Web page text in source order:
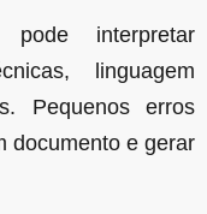
pode interpretar
linguagem
Pequenos erros
documento e gerar